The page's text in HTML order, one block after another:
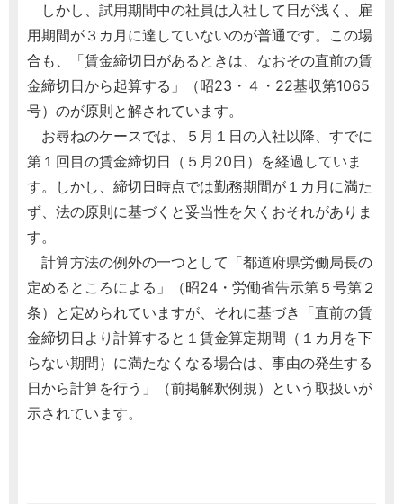
しかし、試用期間中の社員は入社して日が浅く、雇
用期間が３カ月に達していないのが普通です。この場
合も、「賃金締切日があるときは、なおその直前の賃
金締切日から起算する」（昭23・４・22基収第1065
号）のが原則と解されています。
お尋ねのケースでは、５月１日の入社以降、すでに
第１回目の賃金締切日（５月20日）を経過していま
す。しかし、締切日時点では勤務期間が１カ月に満た
ず、法の原則に基づくと妥当性を欠くおそれがありま
す。
計算方法の例外の一つとして「都道府県労働局長の
定めるところによる」（昭24・労働省告示第５号第２
条）と定められていますが、それに基づき「直前の賃
金締切日より計算すると１賃金算定期間（１カ月を下
らない期間）に満たなくなる場合は、事由の発生する
日から計算を行う」（前掲解釈例規）という取扱いが
示されています。